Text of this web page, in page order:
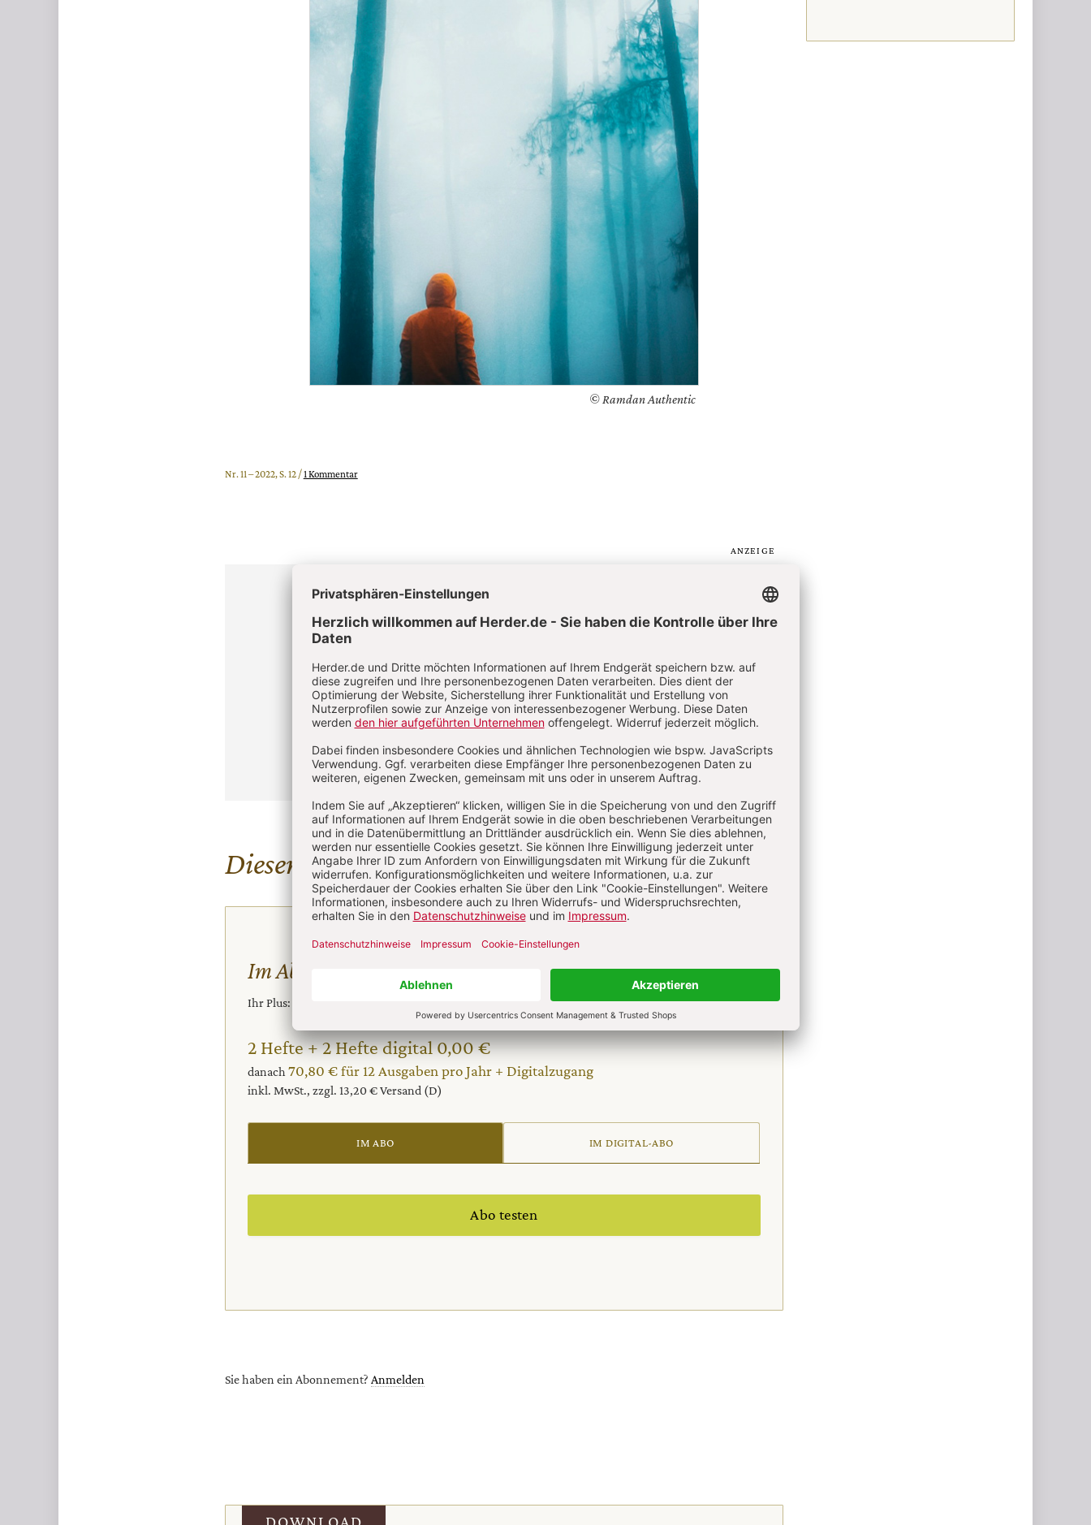
© Ramdan Authentic
Nr. 11 – 2022, S. 12 /1 Kommentar
Diesen Artikel jetzt lesen!
Im Abo
Ihr Plus: Zugriff auch auf alle anderen Artikel im Abo-Bereich
2 Hefte + 2 Hefte digital 0,00 €
danach70,80 € für 12 Ausgaben pro Jahr + Digitalzugang
inkl. MwSt., zzgl. 13,20 € Versand (D)
IM ABO IM DIGITAL-ABO
Abo testen
Sie haben ein Abonnement? Anmelden